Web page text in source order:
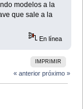
modelos a la
que sale a la
En línea
IMPRIMIR
« anterior próximo »